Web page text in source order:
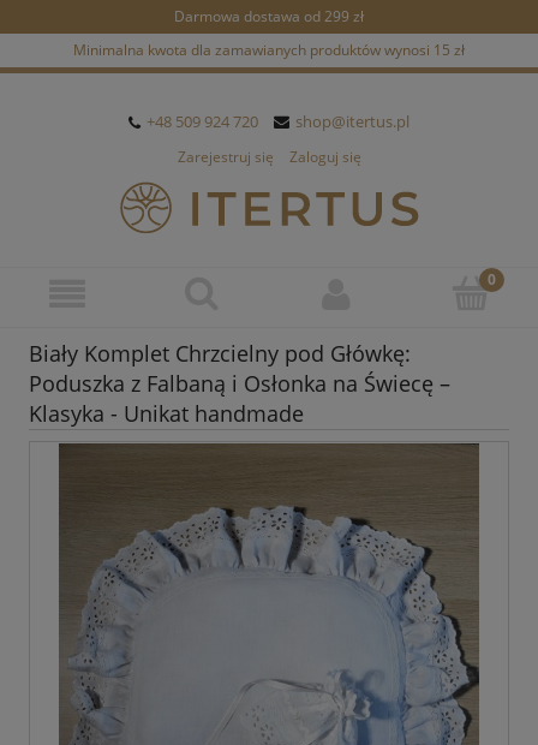
Darmowa dostawa od 299 zł
Minimalna kwota dla zamawianych produktów wynosi 15 zł
+48 509 924 720 shop@itertus.pl
Zarejestruj się Zaloguj się
Biały Komplet Chrzcielny pod Główkę:
Poduszka z Falbaną i Osłonka na Świecę –
Klasyka - Unikat handmade